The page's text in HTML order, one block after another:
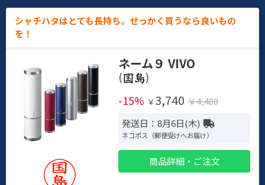
シャチハタはとても長持ち。せっかく買うなら良いもの
を！
ネーム９ VIVO
(
)
-15% ￥ 3,740 ￥4,400
発送日：8月6日(木)
ネコポス（郵便受けへお届け）
商品詳細・ご注文